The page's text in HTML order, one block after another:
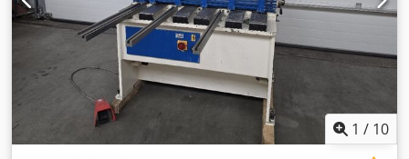
motoriseret fastspænding og spænding af trykpladerne 2x
IR/TL-mellemtørringsanlæg mellem de 2 lakmoduler LTTLV
SelectDryer IR/TL/UV i udlæggeren til tørring af
dispersionslakker, UV-farver og UV-lakker Trykantal: 225
millioner med MABEG RS 104-rulleskærer – byggeår 2011
1 / 10